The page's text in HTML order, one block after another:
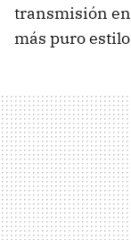
transmisión
más puro estilo